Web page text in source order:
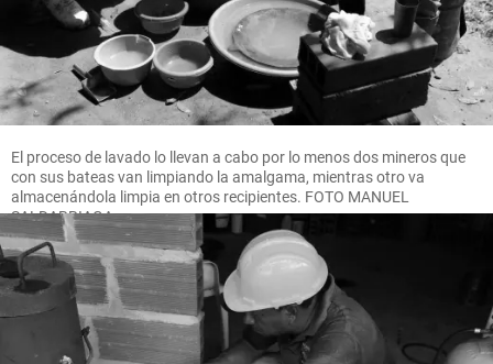
El proceso de lavado lo llevan a cabo por lo menos dos mineros que
con sus bateas van limpiando la amalgama, mientras otro va
almacenándola limpia en otros recipientes. FOTO MANUEL
SALDARRIAGA